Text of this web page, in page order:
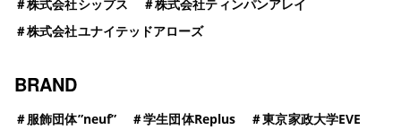
＃株式会社シップス ＃株式会社ティンパンアレイ
＃株式会社ユナイテッドアローズ
BRAND
＃服飾団体”neuf” ＃学生団体Replus ＃東京家政大学EVE